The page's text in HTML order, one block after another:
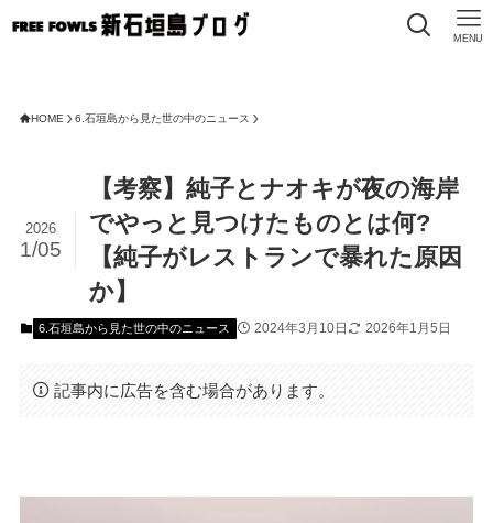
MENU
HOME 6.石垣島から見た世の中のニュース
【考察】純子とナオキが夜の海岸
でやっと見つけたものとは何?
【純子がレストランで暴れた原因
か】
2026
1/05
6.石垣島から見た世の中のニュース 2024年3月10日 2026年1月5日
記事内に広告を含む場合があります。